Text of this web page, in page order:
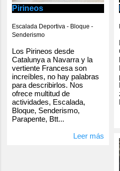
Pirineos
Escalada Deportiva - Bloque -
Senderismo
Los Pirineos desde
Catalunya a Navarra y la
vertiente Francesa son
increíbles, no hay palabras
para describirlos. Nos
ofrece multitud de
actividades, Escalada,
Bloque, Senderismo,
Parapente, Btt...
Leer más